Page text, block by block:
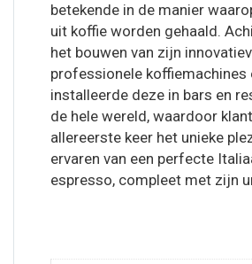
betekende in de manier
uit koffie worden gehaald.
het bouwen van zijn
professionele koffiemachines
installeerde deze in bars en
de hele wereld, waardoor
allereerste keer het unieke
ervaren van een perfecte
espresso, compleet met zijn